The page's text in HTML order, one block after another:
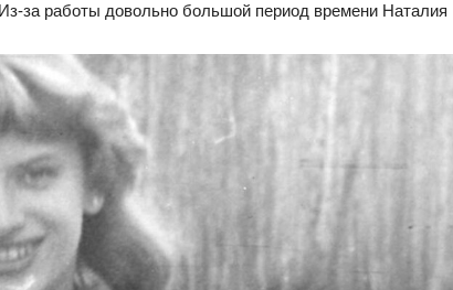
за работы довольно большой период времени Наталия